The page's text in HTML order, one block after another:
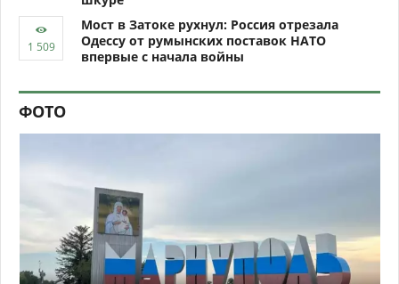
Мост в Затоке рухнул: Россия отрезала
Одессу от румынских поставок НАТО
впервые с начала войны
ФОТО